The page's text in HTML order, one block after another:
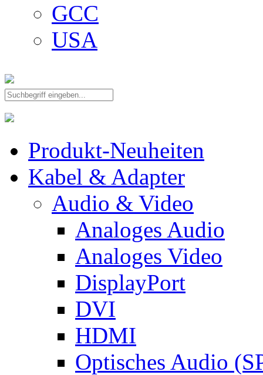
GCC
USA
Produkt-Neuheiten
Kabel & Adapter
Audio & Video
Analoges Audio
Analoges Video
DisplayPort
DVI
HDMI
Optisches Audio